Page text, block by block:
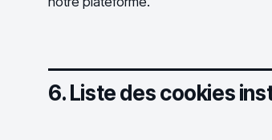
6. Liste des cookies